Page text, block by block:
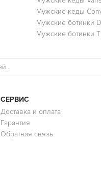
Мужские кеды
Мужские ботинки
Мужские ботинки
СЕРВИС
Доставка и оплата
Гарантия
Обратная связь